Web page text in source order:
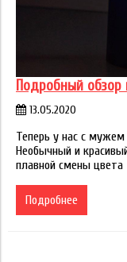
Подробный
13.05.2020
Теперь у нас с
Необычный и
плавной смены цвета
Подробнее